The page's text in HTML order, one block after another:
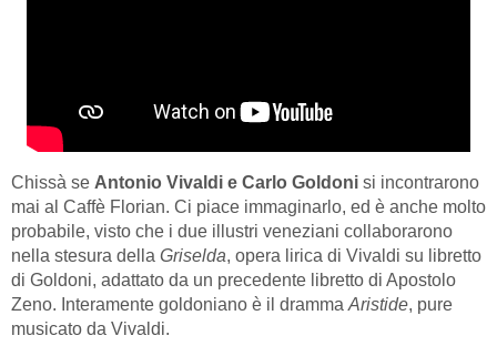
Chissà se Antonio Vivaldi e Carlo Goldoni si incontrarono
mai al Caffè Florian. Ci piace immaginarlo, ed è anche molto
probabile, visto che i due illustri veneziani collaborarono
nella stesura della Griselda, opera lirica di Vivaldi su libretto
di Goldoni, adattato da un precedente libretto di Apostolo
Zeno. Interamente goldoniano è il dramma Aristide, pure
musicato da Vivaldi.